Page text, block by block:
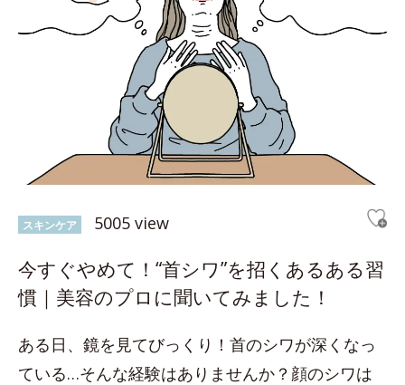
スキンケア 5005 view
今すぐやめて！“首シワ”を招くあるある習
慣｜美容のプロに聞いてみました！
ある日、鏡を見てびっくり！首のシワが深くなっ
ている…そんな経験はありませんか？顔のシワは